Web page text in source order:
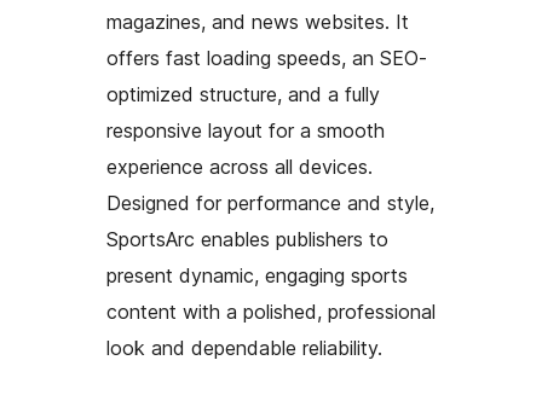
magazines, and news websites. It
offers fast loading speeds, an SEO-
optimized structure, and a fully
responsive layout for a smooth
experience across all devices.
Designed for performance and style,
SportsArc enables publishers to
present dynamic, engaging sports
content with a polished, professional
look and dependable reliability.